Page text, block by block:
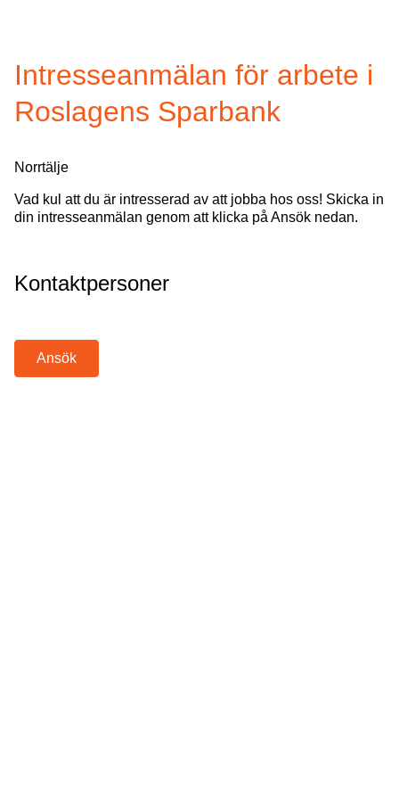
Intresseanmälan för arbete i
Roslagens Sparbank
Norrtälje
Vad kul att du är intresserad av att jobba hos oss! Skicka in
din intresseanmälan genom att klicka på Ansök nedan.
Kontaktpersoner
Ansök